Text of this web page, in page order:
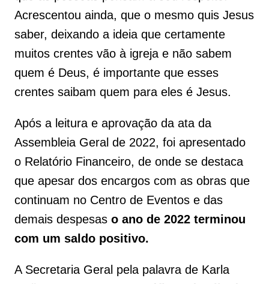
Acrescentou ainda, que o mesmo quis Jesus
saber, deixando a ideia que certamente
muitos crentes vão à igreja e não sabem
quem é Deus, é importante que esses
crentes saibam quem para eles é Jesus.
Após a leitura e aprovação da ata da
Assembleia Geral de 2022, foi apresentado
o Relatório Financeiro, de onde se destaca
que apesar dos encargos com as obras que
continuam no Centro de Eventos e das
demais despesas o ano de 2022 terminou
com um saldo positivo.
A Secretaria Geral pela palavra de Karla